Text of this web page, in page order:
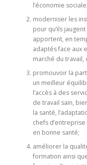
l’économie sociale;
moderniser les
pour qu’ils
apportent, en
adaptés face aux
marché du
promouvoir la
un meilleur
l’accès à des
de travail sain,
la santé,
chefs
en bonne santé;
améliorer la
formation ainsi